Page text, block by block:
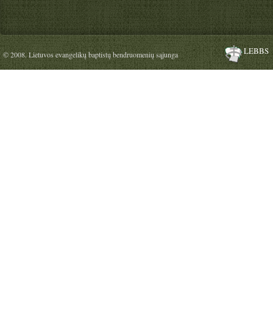
© 2008. Lietuvos evangelikų baptistų bendruomenių sąjunga LEBBS